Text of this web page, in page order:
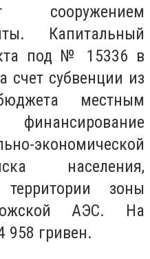
сооружением
Капитальный
под № 15336 в
счет субвенции из
местным
экономической
населения,
зоны
АЭС. На
958 гривен.